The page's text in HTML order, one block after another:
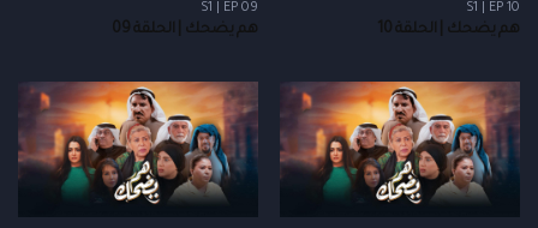
S1 | EP 10
هم يضحك | الحلقة 10
S1 | EP 09
هم يضحك | الحلقة 09